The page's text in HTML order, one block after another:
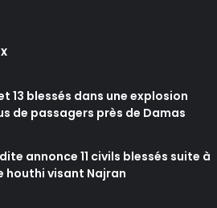
13 blessés dans une explosion
de passagers près de Damas
annonce 11 civils blessés suite à
houthi visant Najran